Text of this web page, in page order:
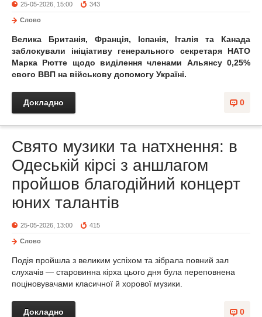
25-05-2026, 15:00 343
Слово
Велика Британія, Франція, Іспанія, Італія та Канада
заблокували ініціативу генерального секретаря НАТО
Марка Рютте щодо виділення членами Альянсу 0,25%
свого ВВП на військову допомогу Україні.
0
Докладно
Свято музики та натхнення: в
Одеській кірсі з аншлагом
пройшов благодійний концерт
юних талантів
25-05-2026, 13:00 415
Слово
Подія пройшла з великим успіхом та зібрала повний зал
слухачів — старовинна кірха цього дня була переповнена
поціновувачами класичної й хорової музики.
0
Докладно